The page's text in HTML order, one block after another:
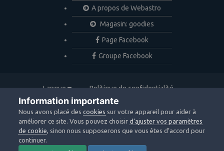
A propos de Webastro
Magasin: goodies
Page Facebook
Groupe Facebook
Langue
Politique de confidentialité
Nous contacter
Copyright © 2020 Webastro
Powered by Invision Community
Information importante
Nous avons placé descookies sur votre appareil pour aider à
améliorer ce site. Vous pouvez choisird’ajuster vos paramètres
de cookie, sinon nous supposerons que vous êtes d’accord pour
continuer.